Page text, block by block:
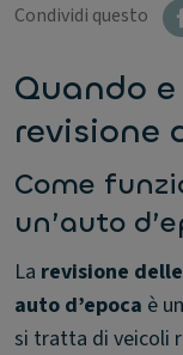
Condividi questo
Quando
revisione
Come
un’auto
La revisione delle
auto d’epoca è
si tratta di veicoli